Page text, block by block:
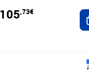
105,73€